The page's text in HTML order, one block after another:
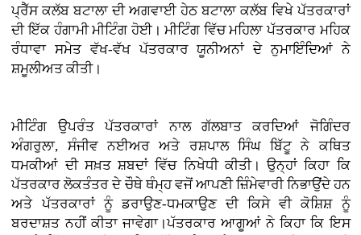
ਪ੍ਰੈੱਸ ਕਲੱਬ ਬਟਾਲਾ ਦੀ ਅਗਵਾਈ ਹੇਠ ਬਟਾਲਾ ਕਲੱਬ ਵਿਖੇ ਪੱਤਰਕਾਰਾਂ
ਦੀ ਇੱਕ ਹੰਗਾਮੀ ਮੀਟਿੰਗ ਹੋਈ। ਮੀਟਿੰਗ ਵਿੱਚ ਮਹਿਲਾ ਪੱਤਰਕਾਰ ਮਹਿਕ
ਰੰਧਾਵਾ ਸਮੇਤ ਵੱਖ-ਵੱਖ ਪੱਤਰਕਾਰ ਯੂਨੀਅਨਾਂ ਦੇ ਨੁਮਾਇੰਦਿਆਂ ਨੇ
ਸ਼ਮੂਲੀਅਤ ਕੀਤੀ।
ਮੀਟਿੰਗ ਉਪਰੰਤ ਪੱਤਰਕਾਰਾਂ ਨਾਲ ਗੱਲਬਾਤ ਕਰਦਿਆਂ ਜੋਗਿੰਦਰ
ਅੰਗਰੁਲਾ, ਸੰਜੀਵ ਨਈਅਰ ਅਤੇ ਰਸ਼ਪਾਲ ਸਿੰਘ ਬਿੱਟੂ ਨੇ ਕਥਿਤ
ਧਮਕੀਆਂ ਦੀ ਸਖ਼ਤ ਸ਼ਬਦਾਂ ਵਿੱਚ ਨਿਖੇਧੀ ਕੀਤੀ। ਉਨ੍ਹਾਂ ਕਿਹਾ ਕਿ
ਪੱਤਰਕਾਰ ਲੋਕਤੰਤਰ ਦੇ ਚੌਥੇ ਥੰਮ੍ਹ ਵਜੋਂ ਆਪਣੀ ਜ਼ਿੰਮੇਵਾਰੀ ਨਿਭਾਉਂਦੇ ਹਨ
ਅਤੇ ਪੱਤਰਕਾਰਾਂ ਨੂੰ ਡਰਾਉਣ-ਧਮਕਾਉਣ ਦੀ ਕਿਸੇ ਵੀ ਕੋਸ਼ਿਸ਼ ਨੂੰ
ਬਰਦਾਸ਼ਤ ਨਹੀਂ ਕੀਤਾ ਜਾਵੇਗਾ।ਪੱਤਰਕਾਰ ਆਗੂਆਂ ਨੇ ਕਿਹਾ ਕਿ ਇਸ